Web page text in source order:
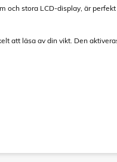
och stora LCD-display, är
att läsa av din vikt. Den